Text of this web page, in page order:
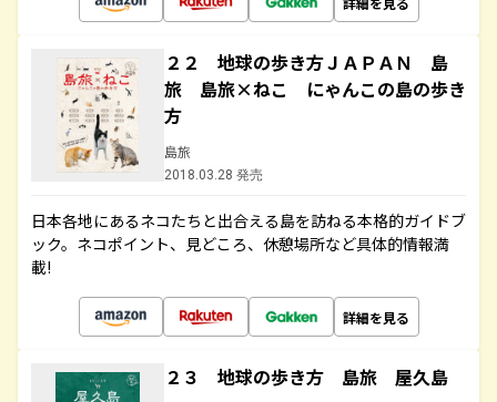
２２ 地球の歩き方ＪＡＰＡＮ 島
旅 島旅×ねこ にゃんこの島の歩き
方
島旅
2018.03.28 発売
日本各地にあるネコたちと出合える島を訪ねる本格的ガイドブ
ック。ネコポイント、見どころ、休憩場所など具体的情報満
載!
詳細を見る
２３ 地球の歩き方 島旅 屋久島